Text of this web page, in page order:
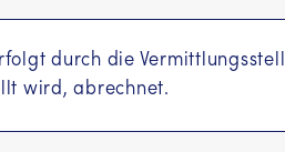
durch die
wird, abrechnet.